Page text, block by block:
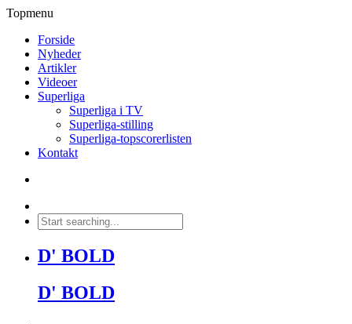
Topmenu
Forside
Nyheder
Artikler
Videoer
Superliga
Superliga i TV
Superliga-stilling
Superliga-topscorerlisten
Kontakt
D' BOLD
D' BOLD